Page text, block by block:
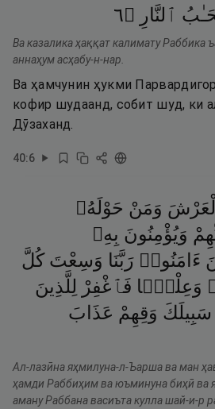
ٱلنَّارِ ۝٦
Ва казалика ҳаққат калимату Раббика
аннаҳум асҳабу-н-нар.
Ва ҳамчунин ҳукми
кофир шудаанд, собит шуд, ки
Дӯзаханд.
40:6
وَمَنْ حَوْلَهُۥ
وَيُؤْمِنُونَ بِهِۦ
ءَامَنُوا۟ رَبَّنَا وَسِعْتَ كُلَّ
وَعِلْمًۭا فَٱغْفِرْ لِلَّذِينَ
سَبِيلَكَ وَقِهِمْ عَذَابَ
Ал-лазӣна яҳмилуна-л-Ъарша ва ман
ҳамди Раббиҳим ва юъминуна биҳӣ ва
аману Раббана васиъта кулла шай-и-р